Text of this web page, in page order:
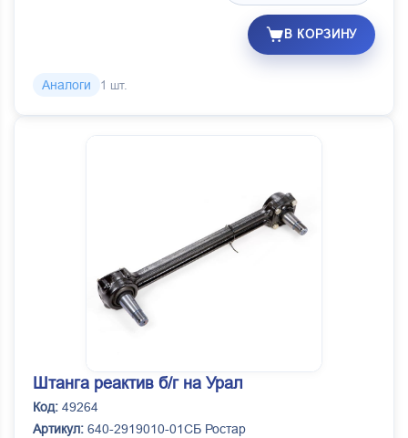
В КОРЗИНУ
Аналоги 1 шт.
Штанга реактив б/г на Урал
Код: 49264
Артикул: 640-2919010-01СБ Ростар